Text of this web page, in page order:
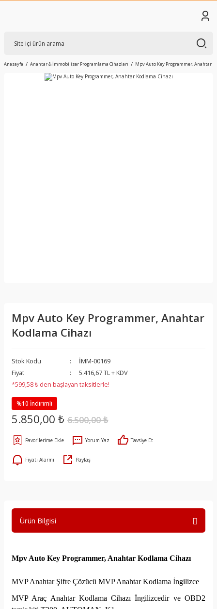
Anasayfa Anahtar & İmmobilizer Programlama Cihazları Mpv Auto Key Programmer, Anahtar
Mpv Auto Key Programmer, Anahtar
Kodlama Cihazı
Stok Kodu
İMM-00169
Fiyat
5.416,67 TL + KDV
*599,58 ₺ den başlayan taksitlerle!
%10 İndirimli
5.850,00 ₺ 6.500,00 ₺
Yorum Yaz Tavsiye Et
Fiyatı Alarmı Paylaş
Ürün Bilgisi
Mpv Auto Key Programmer, Anahtar Kodlama Cihazı
MVP Anahtar Şifre Çözücü MVP Anahtar Kodlama İngilizce
MVP Araç Anahtar Kodlama Cihazı İngilizcedir ve OBD2